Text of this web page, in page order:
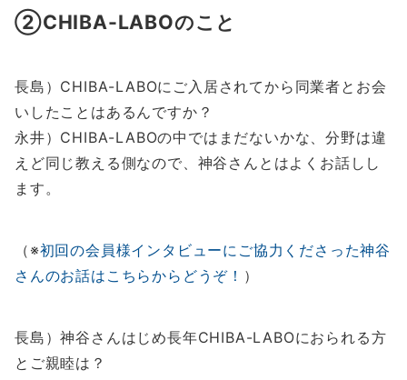
②CHIBA-LABOのこと
長島）CHIBA-LABOにご入居されてから同業者とお会
いしたことはあるんですか？
永井）CHIBA-LABOの中ではまだないかな、分野は違
えど同じ教える側なので、神谷さんとはよくお話しし
ます。
（※初回の会員様インタビューにご協力くださった神谷
さんのお話はこちらからどうぞ！ ）
長島）神谷さんはじめ長年CHIBA-LABOにおられる方
とご親睦は？